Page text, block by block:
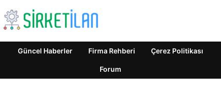
Güncel Haberler Firma Rehberi Çerez Politikası
Forum